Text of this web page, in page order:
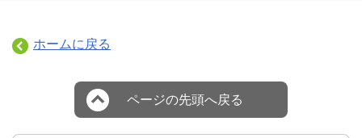
ホームに戻る
ページの先頭へ戻る